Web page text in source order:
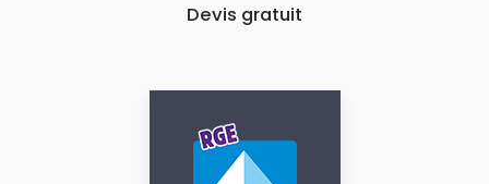
Devis gratuit